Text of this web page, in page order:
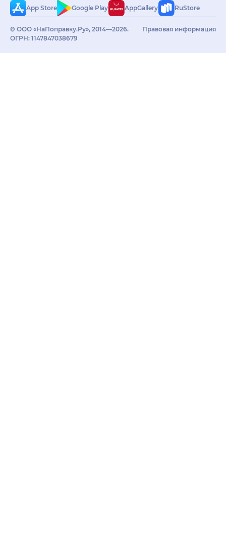
App Store
Google Play AppGallery RuStore
© ООО «НаПоправку.Ру», 2014—2026.
ОГРН: 1147847038679
Правовая информация